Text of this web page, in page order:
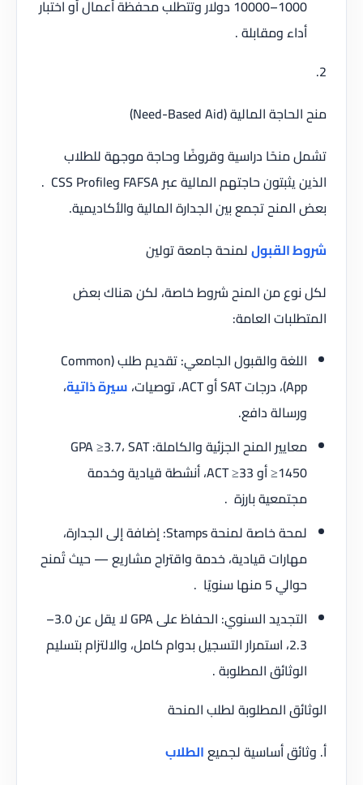
1000–10000 دولار وتتطلب محفظة أعمال أو اختبار
أداء ومقابلة .
2.
منح الحاجة المالية (Need-Based Aid)
تشمل منحًا دراسية وقروضًا وحاجة موجهة للطلاب
الذين يثبتون حاجتهم المالية عبر FAFSA وCSS Profile .
بعض المنح تجمع بين الجدارة المالية والأكاديمية.
شروط القبوللمنحة جامعة تولين
لكل نوع من المنح شروط خاصة، لكن هناك بعض
المتطلبات العامة:
اللغة والقبول الجامعي: تقديم طلب (Common
App)، درجات SAT أو ACT، توصيات،
سيرة ذاتية،
ورسالة دافع.
معايير المنح الجزئية والكاملة: GPA ≥3.7، SAT
≥1450 أو ACT ≥33، أنشطة قيادية وخدمة
مجتمعية بارزة .
لمحة خاصة لمنحة Stamps: إضافة إلى الجدارة،
مهارات قيادية، خدمة واقتراح مشاريع — حيث تُمنح
حوالي 5 منها سنويًا .
التجديد السنوي: الحفاظ على GPA لا يقل عن 3.0–
2.3، استمرار التسجيل بدوام كامل، والالتزام بتسليم
الوثائق المطلوبة .
الوثائق المطلوبة لطلب المنحة
أ. وثائق أساسية لجميعالطلاب